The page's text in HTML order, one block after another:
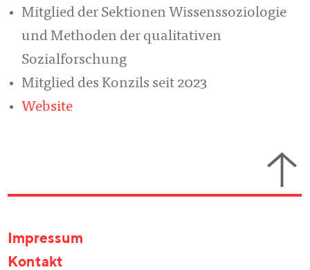
Mitglied der Sektionen Wissenssoziologie
und Methoden der qualitativen
Sozialforschung
Mitglied des Konzils seit 2023
Website
Impressum
Kontakt